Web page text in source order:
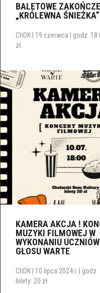
BALETOWE
„KRÓLEWNA ŚNIEŻKA”
ChDK | 19 czerwca | godz.
zł.
KAMERA AKCJA !
MUZYKI FILMOWEJ W
WYKONANIU
GŁOSU WARTE
ChDK | 10 lipca 2024 r. | godz.
bilety: 20 zł.